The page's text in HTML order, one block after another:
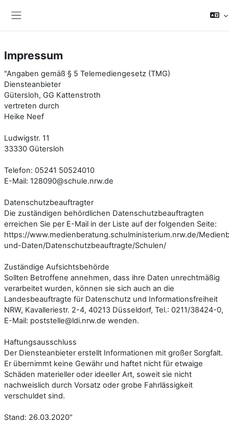
Impressum
"Angaben gemäß § 5 Telemediengesetz (TMG)
Diensteanbieter
Gütersloh, GG Kattenstroth
vertreten durch
Heike Neef
Ludwigstr. 11
33330 Gütersloh
Telefon: 05241 50524010
E-Mail: 128090@schule.nrw.de
Datenschutzbeauftragter
Die zuständigen behördlichen Datenschutzbeauftragten
erreichen Sie per E-Mail in der Liste auf der folgenden Seite:
https://www.medienberatung.schulministerium.nrw.de/
und-Daten/Datenschutzbeauftragte/Schulen/
Zuständige Aufsichtsbehörde
Sollten Betroffene annehmen, dass ihre Daten unrechtmäßig
verarbeitet wurden, können sie sich auch an die
Landesbeauftragte für Datenschutz und Informationsfreiheit
NRW, Kavalleriestr. 2-4, 40213 Düsseldorf, Tel.: 0211/38424-0,
E-Mail: poststelle@ldi.nrw.de wenden.
Haftungsausschluss
Der Diensteanbieter erstellt Informationen mit großer Sorgfalt.
Er übernimmt keine Gewähr und haftet nicht für etwaige
Schäden materieller oder ideeller Art, soweit sie nicht
nachweislich durch Vorsatz oder grobe Fahrlässigkeit
verschuldet sind.
Stand: 26.03.2020"